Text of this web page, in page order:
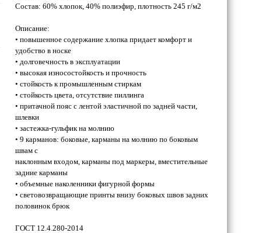
Состав: 60% хлопок, 40% полиэфир, плотность 245 г/м2
Описание:
• повышенное содержание хлопка придает комфорт и
удобство в носке
• долговечность в эксплуатации
• высокая износостойкость и прочность
• стойкость к промышленным стиркам
• стойкость цвета, отсутствие пиллинга
• притачной пояс с лентой эластичной по задней части,
шлевки
• застежка-гульфик на молнию
• 9 карманов: боковые, карманы на молнию по боковым
швам с
наклонным входом, карманы под маркеры, вместительные
задние карманы
• объемные наколенники фигурной формы
• световозвращающие принты внизу боковых швов задних
половинок брюк
ГОСТ 12.4.280-2014